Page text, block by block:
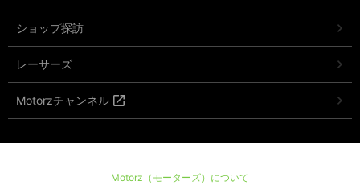
ショップ探訪
レーサーズ
Motorzチャンネル
Motorz（モーターズ）について